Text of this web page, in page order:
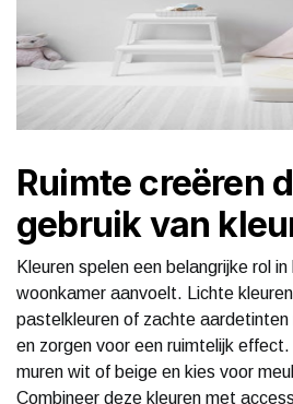
Ruimte creëren
gebruik van
Kleuren spelen een belangrijke rol
woonkamer aanvoelt. Lichte
pastelkleuren of zachte
en zorgen voor een ruimtelijk
muren wit of beige en kies voor
Combineer deze kleuren met